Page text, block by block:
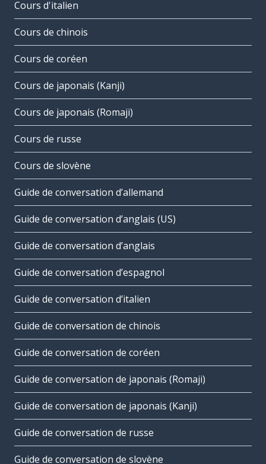
Cours d'italien
Cours de chinois
Cours de coréen
Cours de japonais (Kanji)
Cours de japonais (Romaji)
Cours de russe
Cours de slovène
Guide de conversation d’allemand
Guide de conversation d’anglais (US)
Guide de conversation d’anglais
Guide de conversation d’espagnol
Guide de conversation d’italien
Guide de conversation de chinois
Guide de conversation de coréen
Guide de conversation de japonais (Romaji)
Guide de conversation de japonais (Kanji)
Guide de conversation de russe
Guide de conversation de slovène